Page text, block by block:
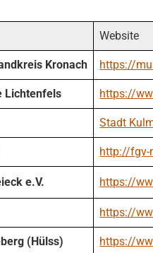
Website
Kronach https://
Lichtenfels https://
Stadt
http://fgv-
e.V. https://
https://
(Hülss) https://